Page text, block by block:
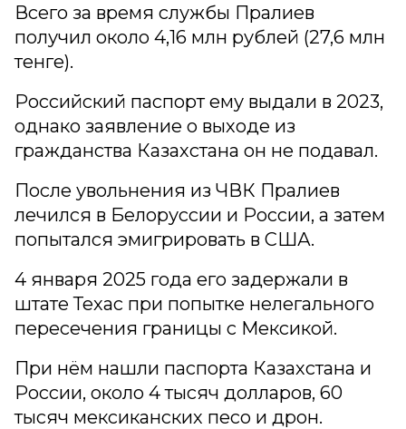
Всего за время службы Пралиев
получил около 4,16 млн рублей (27,6 млн
тенге).
Российский паспорт ему выдали в 2023,
однако заявление о выходе из
гражданства Казахстана он не подавал.
После увольнения из ЧВК Пралиев
лечился в Белоруссии и России, а затем
попытался эмигрировать в США.
4 января 2025 года его задержали в
штате Техас при попытке нелегального
пересечения границы с Мексикой.
При нём нашли паспорта Казахстана и
России, около 4 тысяч долларов, 60
тысяч мексиканских песо и дрон.